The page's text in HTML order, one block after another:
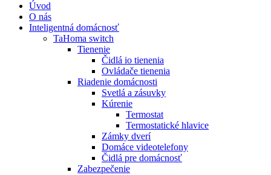
Úvod
O nás
Inteligentná domácnosť
TaHoma switch
Tienenie
Čidlá io tienenia
Ovládače tienenia
Riadenie domácnosti
Svetlá a zásuvky
Kúrenie
Termostat
Termostatické hlavice
Zámky dverí
Domáce videotelefony
Čidlá pre domácnosť
Zabezpečenie